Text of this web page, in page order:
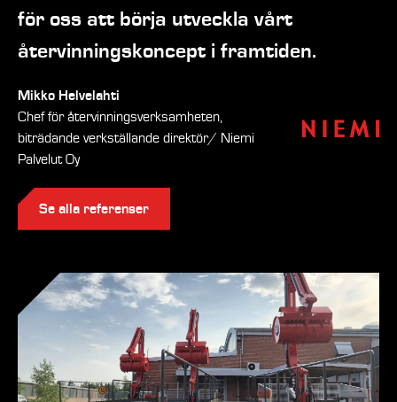
för oss att börja utveckla vårt
återvinningskoncept i framtiden.
Mikko Helvelahti
Chef för återvinningsverksamheten,
biträdande verkställande direktör/ Niemi
Palvelut Oy
Se alla referenser